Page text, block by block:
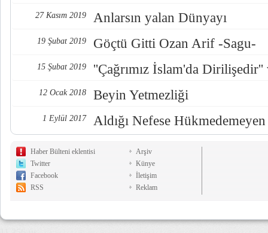
27 Kasım 2019 Anlarsın yalan Dünyayı
19 Şubat 2019 Göçtü Gitti Ozan Arif -Sagu-
15 Şubat 2019 ''Çağrımız İslam'da
12 Ocak 2018 Beyin Yetmezliği
1 Eylül 2017 Aldığı Nefese
Haber Bülteni eklentisi
Twitter
Facebook
RSS
Arşiv
Künye
İletişim
Reklam